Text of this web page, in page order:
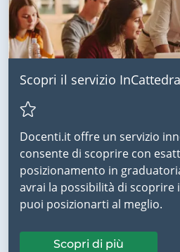
Scopri il servizio InCattedra
Docenti.it offre un servizio
consente di scoprire con
posizionamento in
avrai la possibilità di scoprire
puoi posizionarti al meglio.
Scopri di più